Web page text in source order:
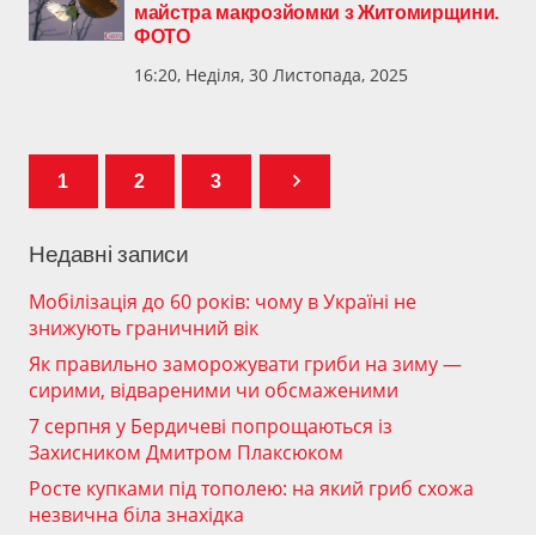
майстра макрозйомки з Житомирщини.
ФОТО
16:20, Неділя, 30 Листопада, 2025
1 2 3
Недавні записи
Мобілізація до 60 років: чому в Україні не
знижують граничний вік
Як правильно заморожувати гриби на зиму —
сирими, відвареними чи обсмаженими
7 серпня у Бердичеві попрощаються із
Захисником Дмитром Плаксюком
Росте купками під тополею: на який гриб схожа
незвична біла знахідка